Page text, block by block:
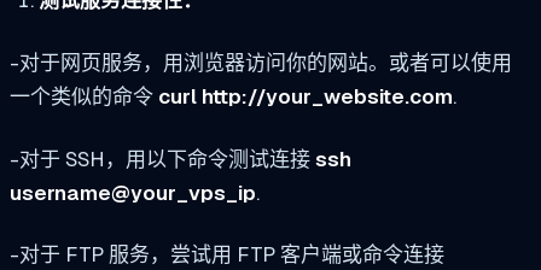
-对于网页服务，用浏览器访问你的网站。或者可以使用
一个类似的命令 curl http://your_website.com.
-对于 SSH，用以下命令测试连接ssh
username@your_vps_ip.
-对于 FTP 服务，尝试用 FTP 客户端或命令连接